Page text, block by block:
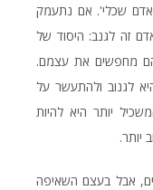
'אדם שכלי'. אם נתעמק
אדם זה לגנב: היסוד של
מחפשים את עצמם.
לגנוב ולהתעשר על
יותר היא להיות
יותר.
אבל בעצם השאיפה